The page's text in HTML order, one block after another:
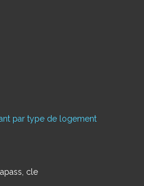
par type de logement
cle